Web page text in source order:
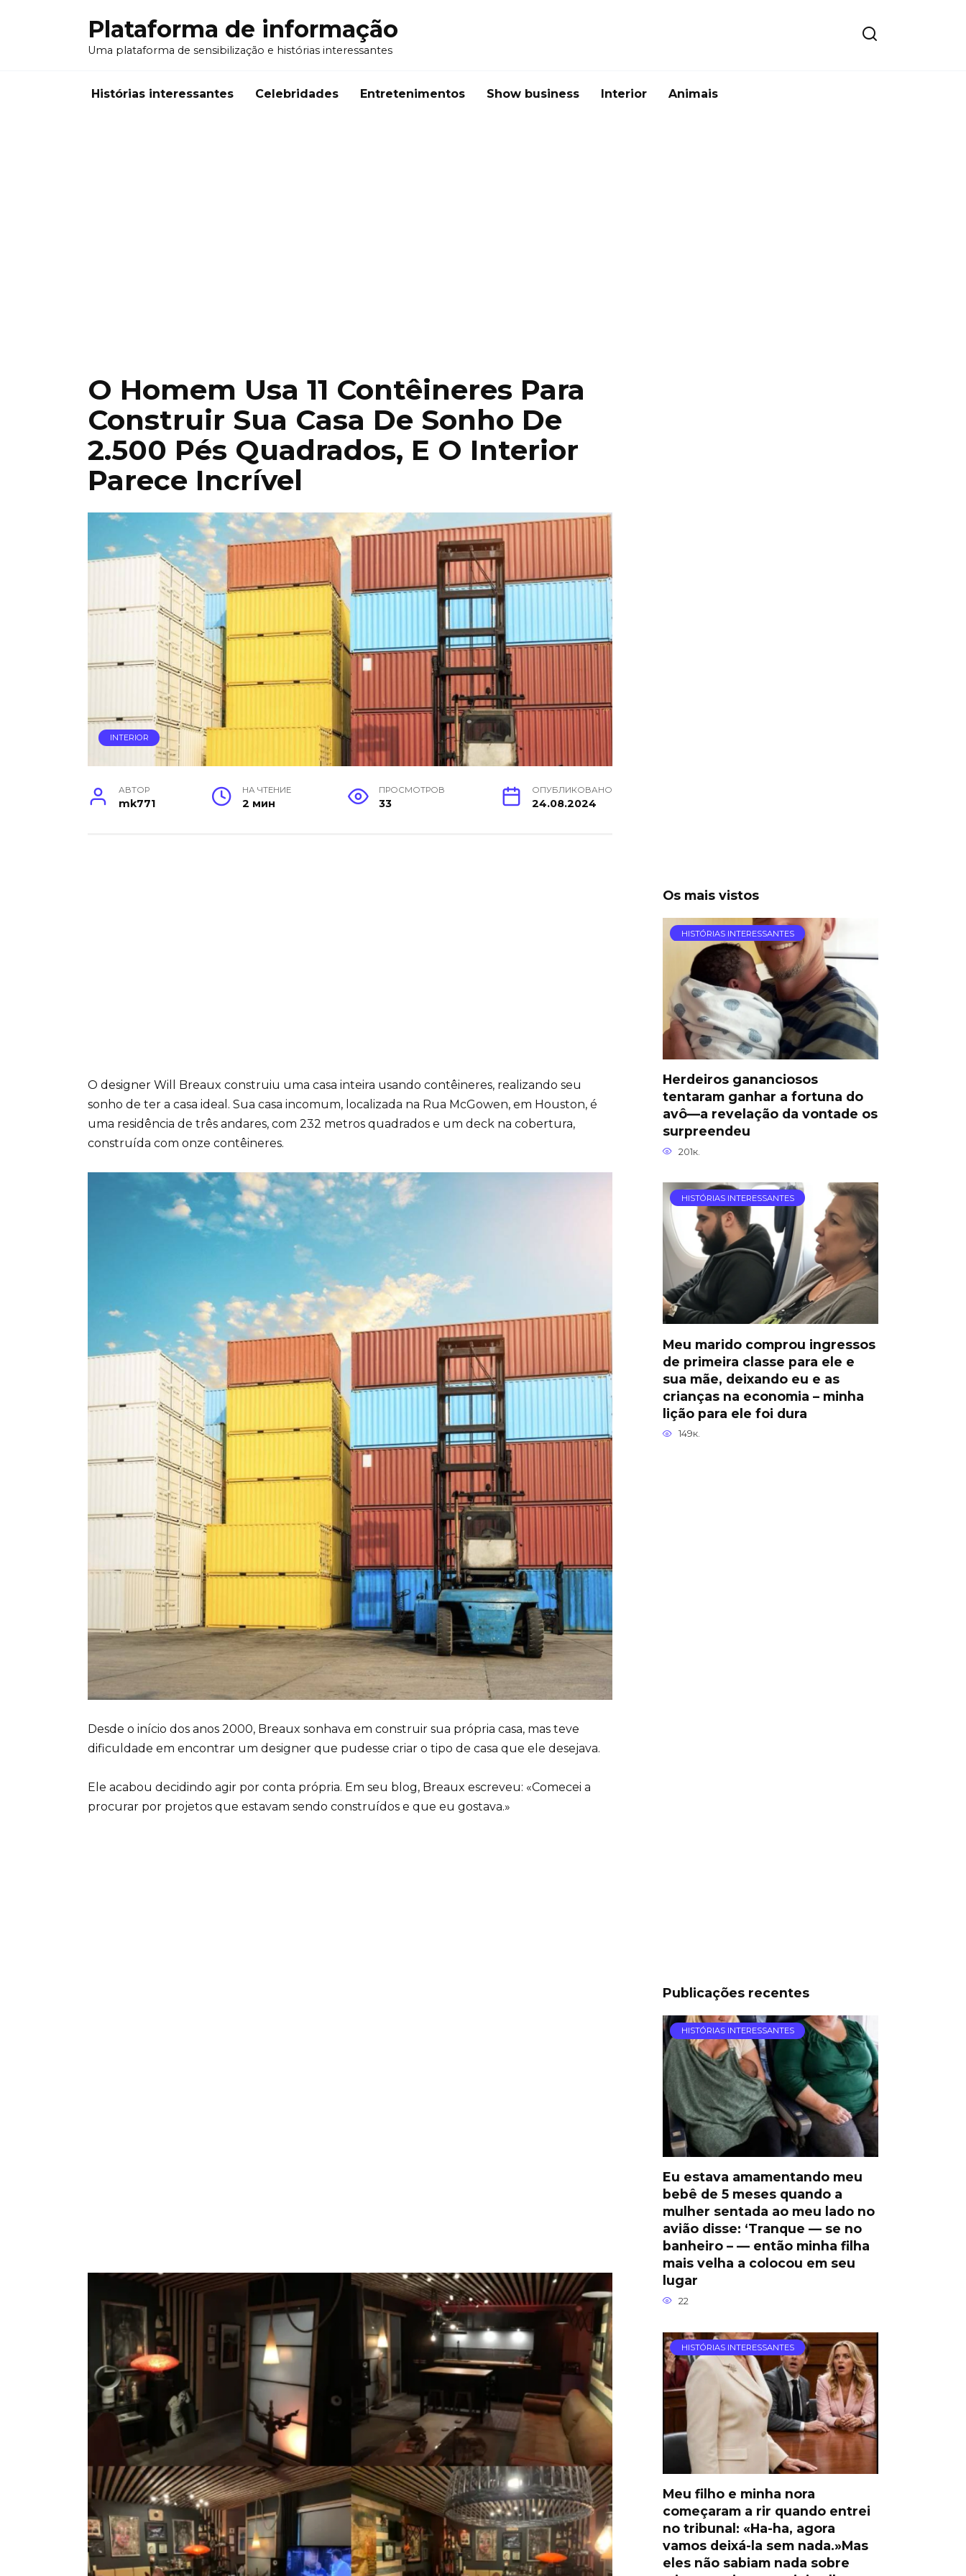
Plataforma de informação
Uma plataforma de sensibilização e histórias interessantes
Histórias interessantes Celebridades Entretenimentos Show business Interior Animais
O Homem Usa 11 Contêineres Para
Construir Sua Casa De Sonho De
2.500 Pés Quadrados, E O Interior
Parece Incrível
INTERIOR
АВТОР
mk771
НА ЧТЕНИЕ
2 мин
ПРОСМОТРОВ
33
ОПУБЛИКОВАНО
24.08.2024
O designer Will Breaux construiu uma casa inteira usando contêineres, realizando seu
sonho de ter a casa ideal. Sua casa incomum, localizada na Rua McGowen, em Houston, é
uma residência de três andares, com 232 metros quadrados e um deck na cobertura,
construída com onze contêineres.
Desde o início dos anos 2000, Breaux sonhava em construir sua própria casa, mas teve
dificuldade em encontrar um designer que pudesse criar o tipo de casa que ele desejava.
Ele acabou decidindo agir por conta própria. Em seu blog, Breaux escreveu: «Comecei a
procurar por projetos que estavam sendo construídos e que eu gostava.»
Os mais vistos
HISTÓRIAS INTERESSANTES
Herdeiros gananciosos
tentaram ganhar a fortuna do
avô—a revelação da vontade os
surpreendeu
201к.
HISTÓRIAS INTERESSANTES
Meu marido comprou ingressos
de primeira classe para ele e
sua mãe, deixando eu e as
crianças na economia – minha
lição para ele foi dura
149к.
Publicações recentes
HISTÓRIAS INTERESSANTES
Eu estava amamentando meu
bebê de 5 meses quando a
mulher sentada ao meu lado no
avião disse: ‘Tranque — se no
banheiro – — então minha filha
mais velha a colocou em seu
lugar
22
HISTÓRIAS INTERESSANTES
Meu filho e minha nora
começaram a rir quando entrei
no tribunal: «Ha-ha, agora
vamos deixá-la sem nada.»Mas
eles não sabiam nada sobre